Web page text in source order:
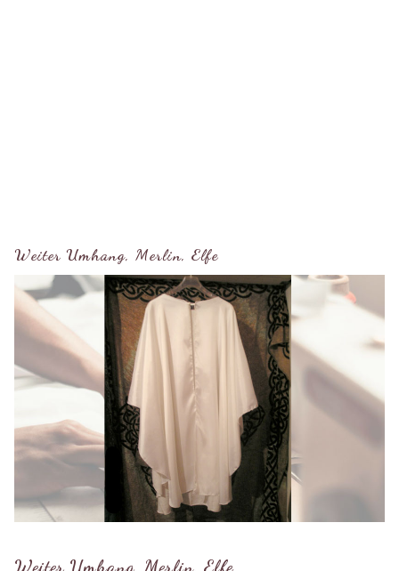
Weiter Umhang, Merlin, Elfe
Weiter Umhang, Merlin, Elfe